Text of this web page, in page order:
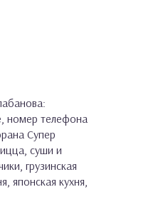
номер телефона
Супер
суши и
грузинская
японская кухня,